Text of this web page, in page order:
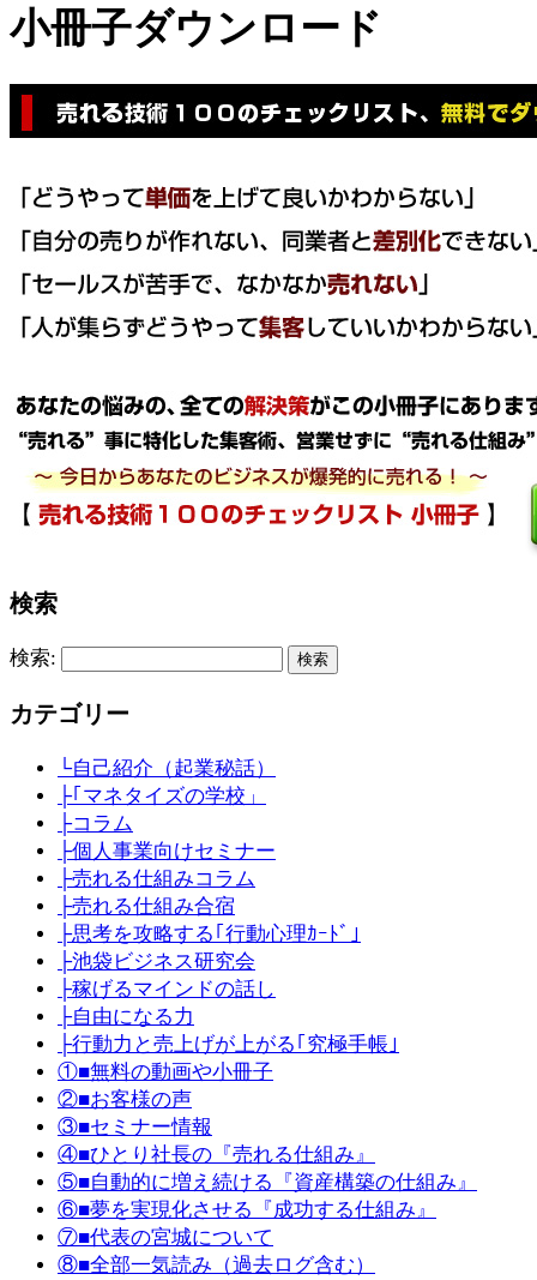
小冊子ダウンロード
検索
検索:
カテゴリー
└自己紹介（起業秘話）
├｢マネタイズの学校」
├コラム
├個人事業向けセミナー
├売れる仕組みコラム
├売れる仕組み合宿
├思考を攻略する｢行動心理ｶｰﾄﾞ｣
├池袋ビジネス研究会
├稼げるマインドの話し
├自由になる力
├行動力と売上げが上がる｢究極手帳｣
①■無料の動画や小冊子
②■お客様の声
③■セミナー情報
④■ひとり社長の『売れる仕組み』
⑤■自動的に増え続ける『資産構築の仕組み』
⑥■夢を実現化させる『成功する仕組み』
⑦■代表の宮城について
⑧■全部一気読み（過去ログ含む）